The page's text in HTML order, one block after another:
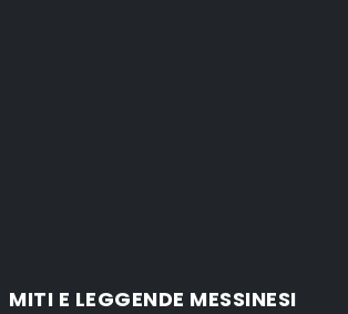
MITI E LEGGENDE MESSINESI